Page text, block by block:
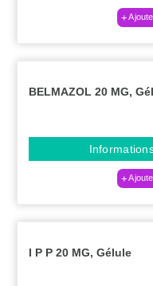
BELMAZOL 20 MG,
I P P 20 MG, Gélule